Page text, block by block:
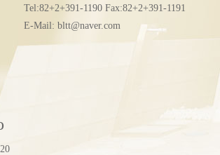
Tel:82+2+391-1190 Fax:82+2+391-1191
E-Mail: bltt@naver.com